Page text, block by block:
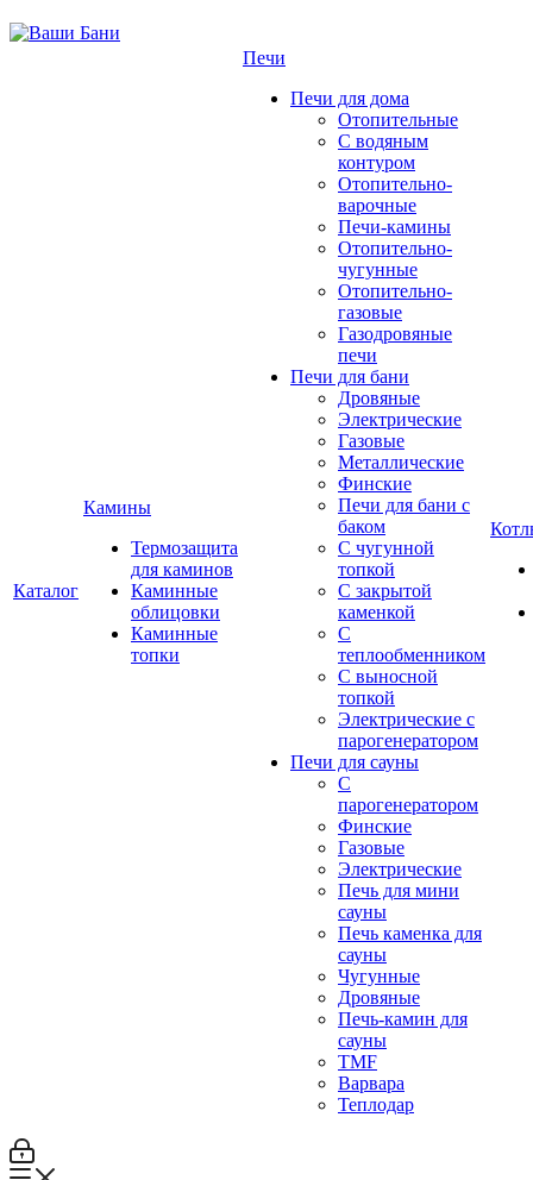
Каталог
Камины
Термозащита
для каминов
Каминные
облицовки
Каминные
топки
Печи
Печи для дома
Отопительные
C водяным
контуром
Отопительно-
варочные
Печи-камины
Отопительно-
чугунные
Отопительно-
газовые
Газодровяные
печи
Печи для бани
Дровяные
Электрические
Газовые
Металлические
Финские
Печи для бани с
баком
С чугунной
топкой
С закрытой
каменкой
С
теплообменником
С выносной
топкой
Электрические с
парогенератором
Печи для сауны
С
парогенератором
Финские
Газовые
Электрические
Печь для мини
сауны
Печь каменка для
сауны
Чугунные
Дровяные
Печь-камин для
сауны
TMF
Варвара
Теплодар